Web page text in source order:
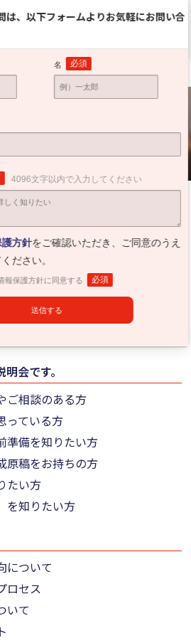
執筆と出版の説明会（自費出版入門講座）
明会
か本を出してみたい！ 出版業
自費出版入門講座）」は、創作の
々に味わっていただくためのセ
筆に取り組んでいる方も、どう
。
で開催しています。
会です。
ご相談のある方
っている方
準備を知りたい方
原稿をお持ちの方
たい方
を知りたい方
について
ロセス
いて
は、以下フォームよりお気軽にお問い合
名 必須
4096文字以内で入力してください
護方針をご確認いただき、ご同意のうえ
ださい。
報保護方針に同意する 必須